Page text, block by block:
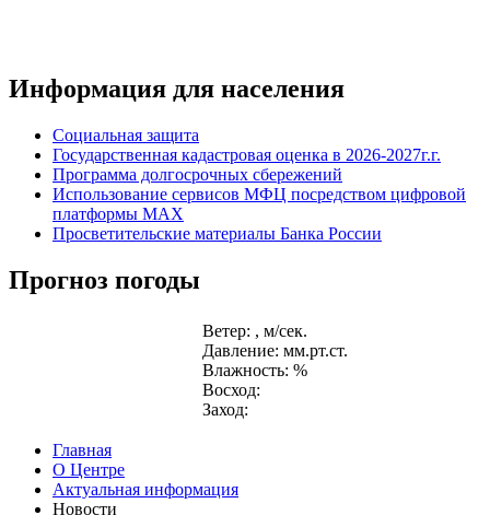
Информация для населения
Социальная защита
Государственная кадастровая оценка в 2026-2027г.г.
Программа долгосрочных сбережений
Использование сервисов МФЦ посредством цифровой
платформы MAX
Просветительские материалы Банка России
Прогноз погоды
Ветер: , м/сек.
Давление: мм.рт.ст.
Влажность: %
Восход:
Заход:
Главная
О Центре
Актуальная информация
Новости